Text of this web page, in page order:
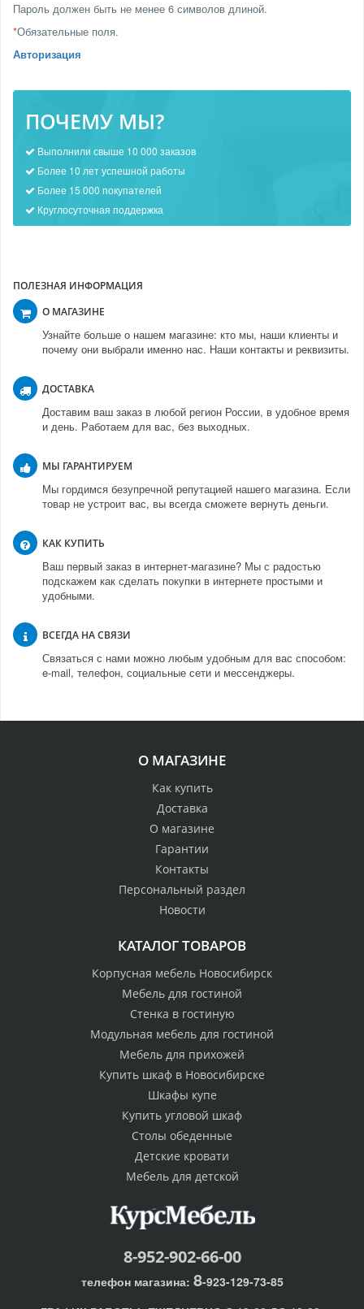
Пароль должен быть не менее 6 символов длиной.
*Обязательные поля.
Авторизация
ПОЧЕМУ МЫ?
Выполнили свыше 10 000 заказов
Более 10 лет успешной работы
Более 15 000 покупателей
Круглосуточная поддержка
ПОЛЕЗНАЯ ИНФОРМАЦИЯ
О МАГАЗИНЕ
Узнайте больше о нашем магазине: кто мы, наши клиенты и
почему они выбрали именно нас. Наши контакты и реквизиты.
ДОСТАВКА
Доставим ваш заказ в любой регион России, в удобное время
и день. Работаем для вас, без выходных.
МЫ ГАРАНТИРУЕМ
Мы гордимся безупречной репутацией нашего магазина. Если
товар не устроит вас, вы всегда сможете вернуть деньги.
КАК КУПИТЬ
Ваш первый заказ в интернет-магазине? Мы с радостью
подскажем как сделать покупки в интернете простыми и
удобными.
ВСЕГДА НА СВЯЗИ
Связаться с нами можно любым удобным для вас способом:
e-mail, телефон, социальные сети и мессенджеры.
О МАГАЗИНЕ
Как купить
Доставка
О магазине
Гарантии
Контакты
Персональный раздел
Новости
КАТАЛОГ ТОВАРОВ
Корпусная мебель Новосибирск
Мебель для гостиной
Стенка в гостиную
Модульная мебель для гостиной
Мебель для прихожей
Купить шкаф в Новосибирске
Шкафы купе
Купить угловой шкаф
Столы обеденные
Детские кровати
Мебель для детской
8-952-902-66-00
телефон магазина: 8-923-129-73-85